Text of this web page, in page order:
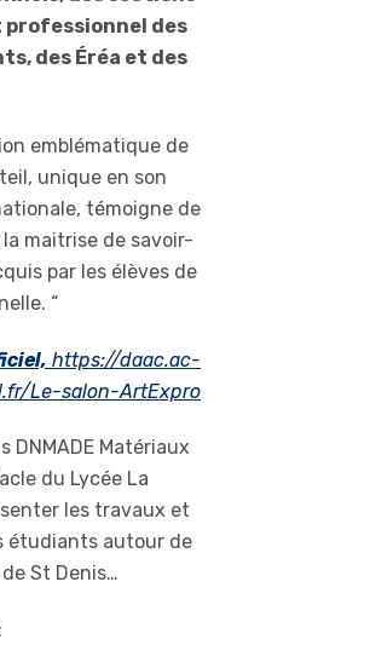
professionnel des
des Éréa et des
emblématique de
unique en son
témoigne de
maitrise de savoir-
par les élèves de
“
https://daac.ac-
Le-salon-ArtExpro
DNMADE Matériaux
du Lycée La
les travaux et
étudiants autour de
de St Denis…